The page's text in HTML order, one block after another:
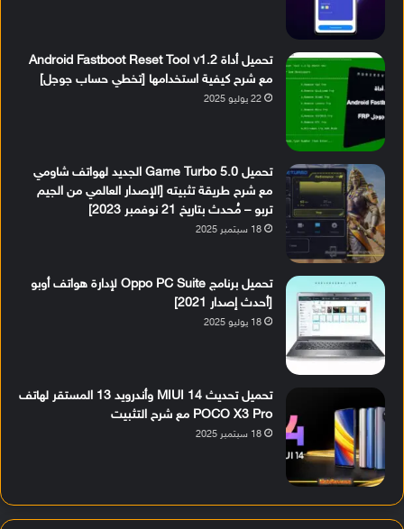
تحميل أداة Android Fastboot Reset Tool v1.2
مع شرح كيفية استخدامها [تخطي حساب جوجل]
22 يوليو 2025
تحميل Game Turbo 5.0 الجديد لهواتف شاومي
مع شرح طريقة تثبيته [الإصدار العالمي من الجيم
تربو – مُحدث بتاريخ 21 نوفمبر 2023]
18 سبتمبر 2025
تحميل برنامج Oppo PC Suite لإدارة هواتف أوبو
[أحدث إصدار 2021]
18 يوليو 2025
تحميل تحديث MIUI 14 وأندرويد 13 المستقر لهاتف
POCO X3 Pro مع شرح التثبيت
18 سبتمبر 2025